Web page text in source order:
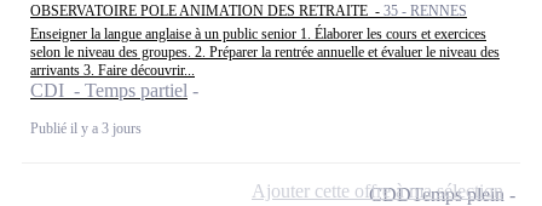
OBSERVATOIRE POLE ANIMATION DES RETRAITE - 35 - RENNES
Enseigner la langue anglaise à un public senior 1. Élaborer les cours et exercices
selon le niveau des groupes. 2. Préparer la rentrée annuelle et évaluer le niveau des
arrivants 3. Faire découvrir...
CDI - Temps partiel
Publié il y a 3 jours
CDDTemps plein
Ajouter cette offre à ma sélection